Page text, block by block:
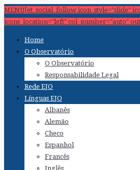
MENU[et_social_follow icon_style="slide"
icons_location="left" col_number="auto"
Home
O Observatório
O Observatório
Responsabilidade Legal
Rede EJO
Línguas EJO
Albanês
Alemão
Checo
Espanhol
Francês
Inglês